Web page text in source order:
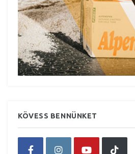
KÖVESS BENNÜNKET